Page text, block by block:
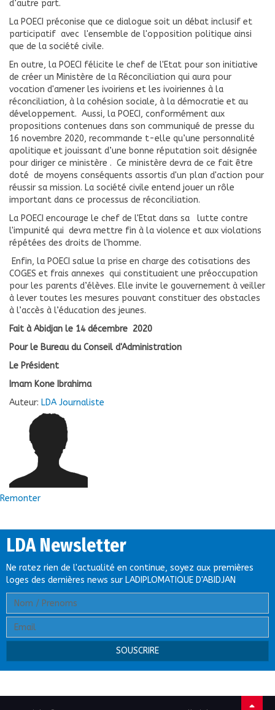
d’autre part.
La POECI préconise que ce dialogue soit un débat inclusif et
participatif avec l'ensemble de l'opposition politique ainsi
que de la société civile.
En outre, la POECI félicite le chef de l'Etat pour son initiative
de créer un Ministère de la Réconciliation qui aura pour
vocation d'amener les ivoiriens et les ivoiriennes à la
réconciliation, à la cohésion sociale, à la démocratie et au
développement. Aussi, la POECI, conformément aux
propositions contenues dans son communiqué de presse du
16 novembre 2020, recommande t-elle qu’une personnalité
apolitique et jouissant d’une bonne réputation soit désignée
pour diriger ce ministère . Ce ministère devra de ce fait être
doté de moyens conséquents assortis d'un plan d'action pour
réussir sa mission. La société civile entend jouer un rôle
important dans ce processus de réconciliation.
La POECI encourage le chef de l'Etat dans sa lutte contre
l'impunité qui devra mettre fin à la violence et aux violations
répétées des droits de l'homme.
Enfin, la POECI salue la prise en charge des cotisations des
COGES et frais annexes qui constituaient une préoccupation
pour les parents d’élèves. Elle invite le gouvernement à veiller
à lever toutes les mesures pouvant constituer des obstacles
à l’accès à l’éducation des jeunes.
Fait à Abidjan le 14 décembre 2020
Pour le Bureau du Conseil d'Administration
Le Président
Imam Kone Ibrahima
Auteur: LDA Journaliste
Remonter
LDA Newsletter
Ne ratez rien de l'actualité en continue, soyez aux premières
loges des dernières news sur LADIPLOMATIQUE D'ABIDJAN